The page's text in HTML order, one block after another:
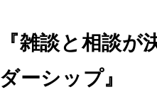
『雑談と相談
ダーシップ』